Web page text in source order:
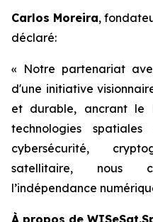
Carlos Moreira,
déclaré:
« Notre partenariat
d'une initiative
et durable, ancrant le
technologies spatiales
cybersécurité,
satellitaire, nous
l’indépendance
À propos de